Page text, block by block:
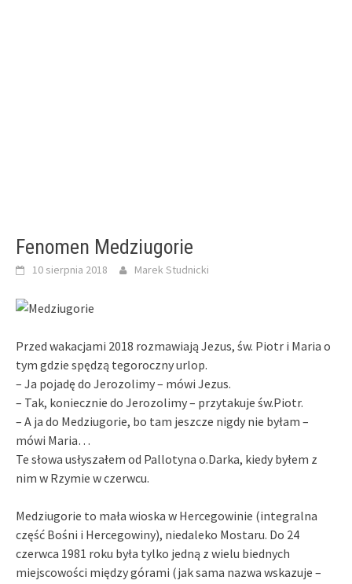
Fenomen Medziugorie
10 sierpnia 2018 Marek Studnicki
Przed wakacjami 2018 rozmawiają Jezus, św. Piotr i Maria o
tym gdzie spędzą tegoroczny urlop.
– Ja pojadę do Jerozolimy – mówi Jezus.
– Tak, koniecznie do Jerozolimy – przytakuje św.Piotr.
– A ja do Medziugorie, bo tam jeszcze nigdy nie byłam –
mówi Maria…
Te słowa usłyszałem od Pallotyna o.Darka, kiedy byłem z
nim w Rzymie w czerwcu.
Medziugorie to mała wioska w Hercegowinie (integralna
część Bośni i Hercegowiny), niedaleko Mostaru. Do 24
czerwca 1981 roku była tylko jedną z wielu biednych
miejscowości między górami (jak sama nazwa wskazuje –